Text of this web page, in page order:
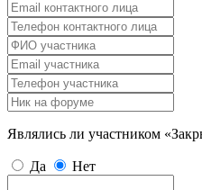
Являлись ли участником
Да Нет